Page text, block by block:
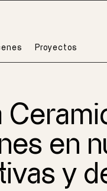
Proyectos
en
y